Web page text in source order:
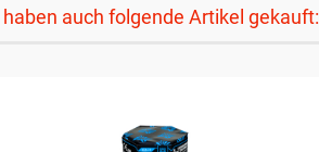
auch folgende Artikel gekauft: